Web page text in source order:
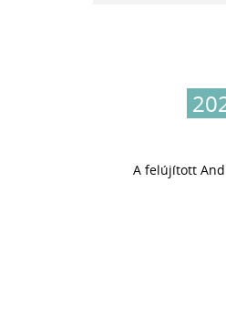
A felújított